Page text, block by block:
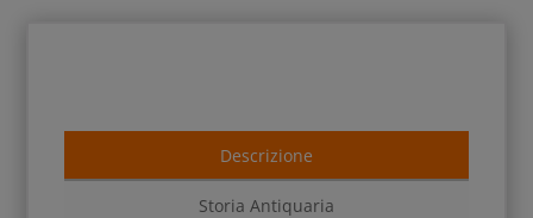
Descrizione
Storia Antiquaria